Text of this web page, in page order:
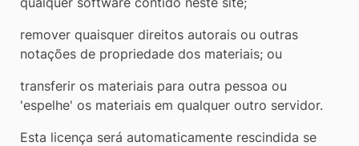
remover quaisquer direitos autorais ou outras
notações de propriedade dos materiais; ou
transferir os materiais para outra pessoa ou
'espelhe' os materiais em qualquer outro servidor.
Esta licença será automaticamente rescindida se